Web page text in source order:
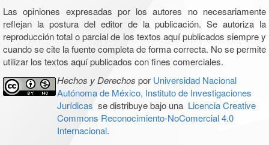
Las opiniones expresadas por los autores no necesariamente
reflejan la postura del editor de la publicación. Se autoriza la
reproducción total o parcial de los textos aquí publicados siempre y
cuando se cite la fuente completa de forma correcta. No se permite
utilizar los textos aquí publicados con fines comerciales.
Hechos y Derechos por Universidad Nacional
Autónoma de México, Instituto de Investigaciones
Jurídicas se distribuye bajo una Licencia Creative
Commons Reconocimiento-NoComercial 4.0
Internacional.